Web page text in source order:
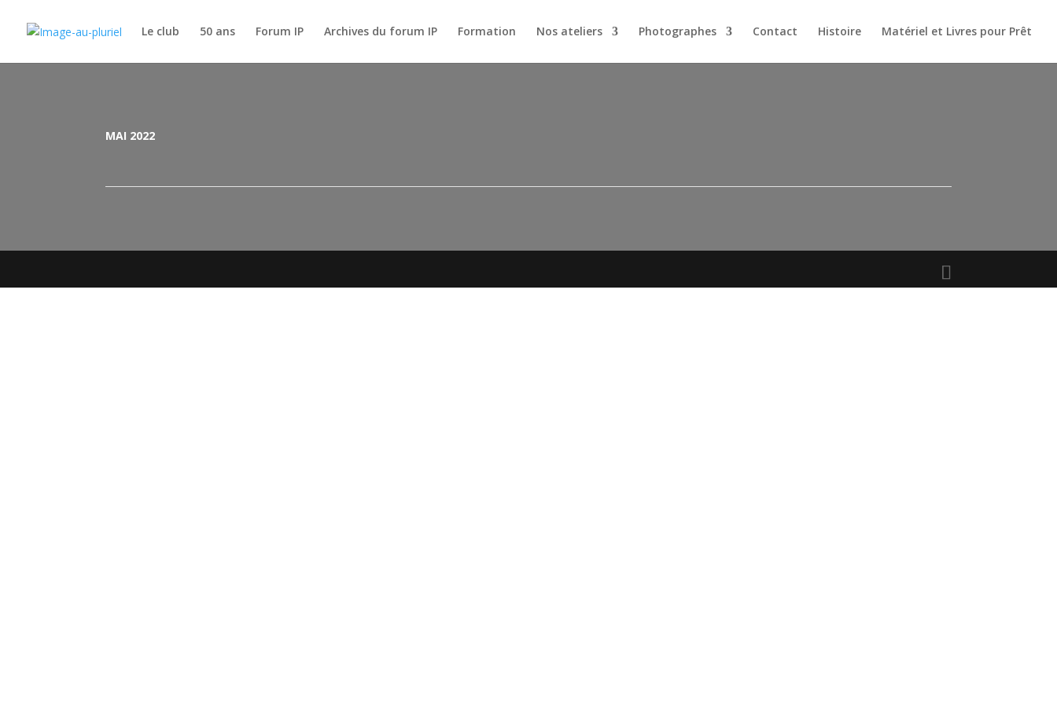
Le club 50 ans Forum IP Archives du forum IP Formation Nos ateliers Photographes Contact Histoire Matériel et Livres pour Prêt
MAI 2022